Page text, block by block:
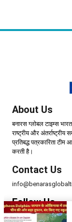
About Us
बनारस ग्लोबल टाइम्स
राष्ट्रीय और अंतर्राष्ट्रीय
प्रतिबद्ध पत्रकारिता
करती है।
Contact Us
Follow Us